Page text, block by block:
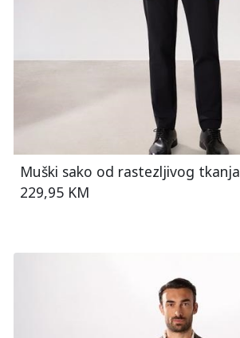
Muški sako od rastezljivog tkanja
229,95 KM